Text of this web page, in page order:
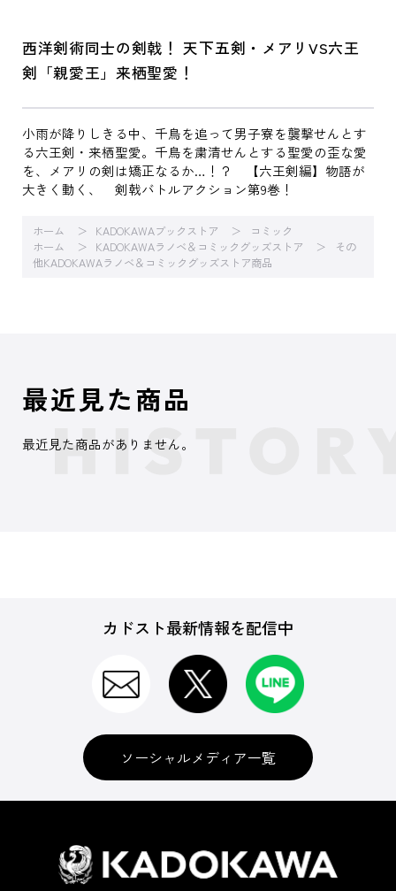
西洋剣術同士の剣戟！ 天下五剣・メアリVS六王
剣「親愛王」来栖聖愛！
小雨が降りしきる中、千鳥を追って男子寮を襲撃せんとす
る六王剣・来栖聖愛。千鳥を粛清せんとする聖愛の歪な愛
を、メアリの剣は矯正なるか…！？ 【六王剣編】物語が
大きく動く、 剣戟バトルアクション第9巻！
ホーム KADOKAWAブックストア
コミック
ホーム
KADOKAWAラノベ＆コミックグッズストア
その
他KADOKAWAラノベ＆コミックグッズストア商品
最近見た商品
最近見た商品がありません。
カドスト最新情報を配信中
ソーシャルメディア一覧